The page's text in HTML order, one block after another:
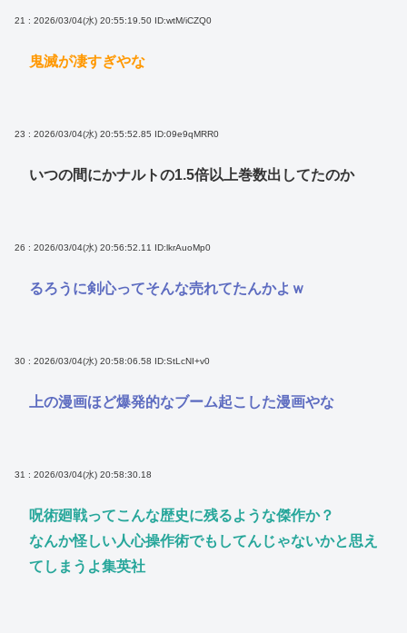
21 : 2026/03/04(水) 20:55:19.50 ID:wtM/iCZQ0
鬼滅が凄すぎやな
23 : 2026/03/04(水) 20:55:52.85 ID:09e9qMRR0
いつの間にかナルトの1.5倍以上巻数出してたのか
26 : 2026/03/04(水) 20:56:52.11 ID:lkrAuoMp0
るろうに剣心ってそんな売れてたんかよｗ
30 : 2026/03/04(水) 20:58:06.58 ID:StLcNI+v0
上の漫画ほど爆発的なブーム起こした漫画やな
31 : 2026/03/04(水) 20:58:30.18
呪術廻戦ってこんな歴史に残るような傑作か？
なんか怪しい人心操作術でもしてんじゃないかと思え
てしまうよ集英社